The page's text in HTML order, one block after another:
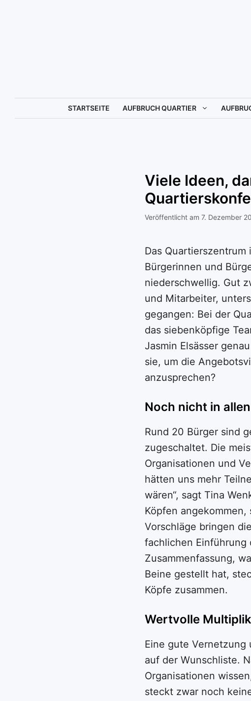
STARTSEITE AUFBRUCH QUARTIER
Viele Ideen,
7. Dezember
Das
Bürgerinnen und
niederschwellig. Gut
und Mitarbeiter,
gegangen: Bei der
das siebenköpfige
Jasmin Elsässer
sie, um die
anzusprechen?
Noch nicht in
Rund 20 Bürger sind
zugeschaltet. Die
Organisationen und
hätten uns mehr
wären“, sagt Tina
Köpfen
Vorschläge bringen
fachlichen Einführung
Zusammenfassung,
Beine gestellt hat,
Köpfe zusammen.
Wertvolle
Eine gute Vernetzung
auf der Wunschliste.
Organisationen
steckt zwar noch